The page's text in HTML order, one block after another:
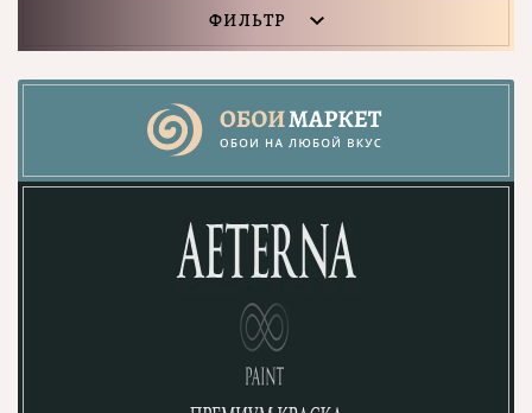
ФИЛЬТР